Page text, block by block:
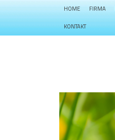
HOME FIRMA
KONTAKT